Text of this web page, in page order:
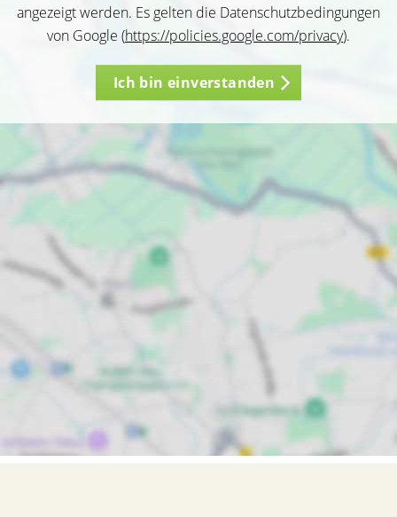
angezeigt werden. Es gelten die Datenschutzbedingungen
von Google (https://policies.google.com/privacy).
Ich bin einverstanden